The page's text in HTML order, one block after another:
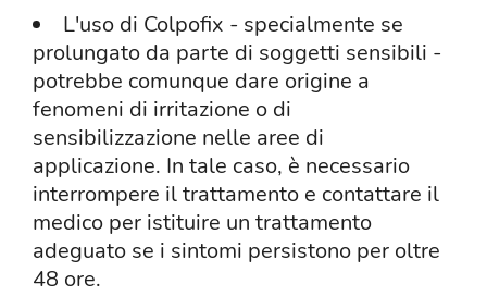
L'uso di Colpofix - specialmente se
prolungato da parte di soggetti sensibili -
potrebbe comunque dare origine a
fenomeni di irritazione o di
sensibilizzazione nelle aree di
applicazione. In tale caso, è necessario
interrompere il trattamento e contattare il
medico per istituire un trattamento
adeguato se i sintomi persistono per oltre
48 ore.